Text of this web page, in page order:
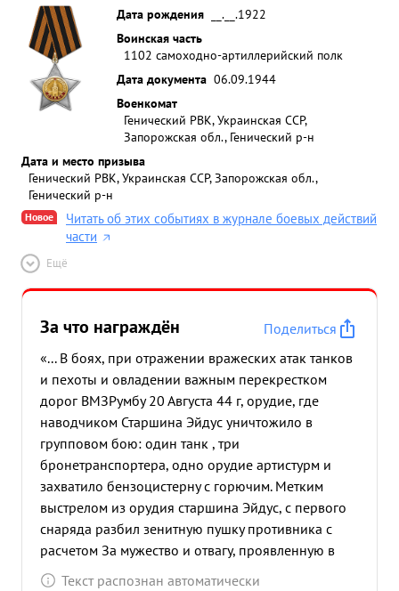
Дата рождения
__.__.1922
Воинская часть
1102 самоходно-артиллерийский полк
Дата документа 06.09.1944
Военкомат
Генический РВК, Украинская ССР,
Запорожская обл., Генический р-н
Дата и место призыва
Генический РВК, Украинская ССР, Запорожская обл.,
Генический р-н
Новое
Читать об этих событиях в журнале боевых действий
части
Ещё
За что награждён
Поделиться
«... В боях, при отражении вражеских атак танков
и пехоты и овладении важным перекрестком
дорог ВМЗРумбу 20 Августа 44 г, орудие, где
наводчиком Старшина Эйдус уничтожило в
групповом бою: один танк , три
бронетранспортера, одно орудие артистурм и
захватило бензоцистерну с горючим. Метким
выстрелом из орудия старшина Эйдус, с первого
снаряда разбил зенитную пушку противника с
расчетом За мужество и отвагу, проявленную в
бою с немецко фашистскими захватчиками и
Текст распознан автоматически